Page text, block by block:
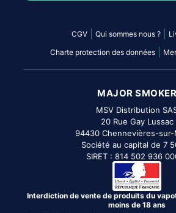
CGV Qui sommes nous ?
Charte protection des données
MAJOR SMOKER
MSV Distribution
20 Rue Gay Lussac
94430 Chennevières-sur-
Société au capital de 7
SIRET : 814 502 936
Interdiction de vente de produits du
moins de 18 ans